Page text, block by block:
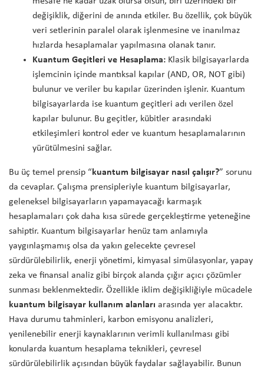
değişiklik, diğerini de anında etkiler. Bu özellik, çok büyük
veri setlerinin paralel olarak işlenmesine ve inanılmaz
hızlarda hesaplamalar yapılmasına olanak tanır.
Kuantum Geçitleri ve Hesaplama: Klasik bilgisayarlarda
işlemcinin içinde mantıksal kapılar (AND, OR, NOT gibi)
bulunur ve veriler bu kapılar üzerinden işlenir. Kuantum
bilgisayarlarda ise kuantum geçitleri adı verilen özel
kapılar bulunur. Bu geçitler, kübitler arasındaki
etkileşimleri kontrol eder ve kuantum hesaplamalarının
yürütülmesini sağlar.
Bu üç temel prensip “kuantum bilgisayar nasıl çalışır?” sorunu
da cevaplar. Çalışma prensipleriyle kuantum bilgisayarlar,
geleneksel bilgisayarların yapamayacağı karmaşık
hesaplamaları çok daha kısa sürede gerçekleştirme yeteneğine
sahiptir. Kuantum bilgisayarlar henüz tam anlamıyla
yaygınlaşmamış olsa da yakın gelecekte çevresel
sürdürülebilirlik, enerji yönetimi, kimyasal simülasyonlar, yapay
zeka ve finansal analiz gibi birçok alanda çığır açıcı çözümler
sunması beklenmektedir. Özellikle iklim değişikliğiyle mücadele
kuantum bilgisayar kullanım alanları arasında yer alacaktır.
Hava durumu tahminleri, karbon emisyonu analizleri,
yenilenebilir enerji kaynaklarının verimli kullanılması gibi
konularda kuantum hesaplama teknikleri, çevresel
sürdürülebilirlik açısından büyük faydalar sağlayabilir. Bunun